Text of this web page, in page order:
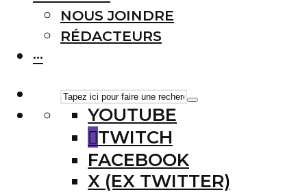
NOUS JOINDRE
RÉDACTEURS
···
YOUTUBE
TWITCH
FACEBOOK
X (EX TWITTER)